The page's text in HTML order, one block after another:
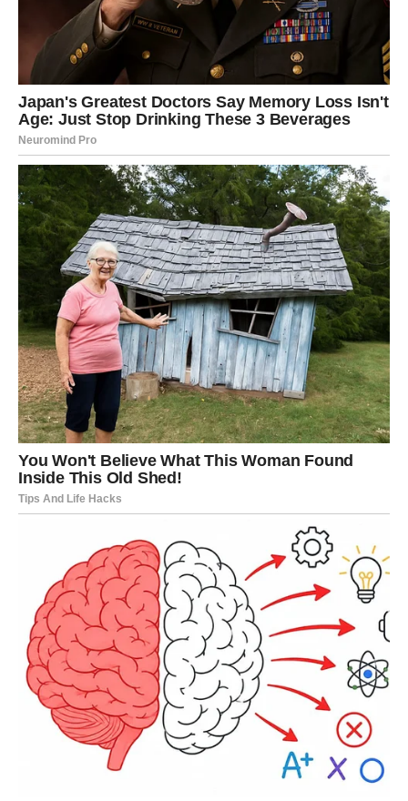
POSAO, STATUS I NOVAC –
KARMA MENJA DEFINICIJU
USPEHA
Na poslovnom planu, sudbinski dani donose
preispitivanje onoga što si smatrao uspehom. Možda
shvataš da si dostigao ciljeve koji su ti nekada bili važni,
ali te više ne ispunjavaju, ili da si ostao veran sistemu koji
ti ne uzvraća lojalnost.
Karma te sada stavlja pred odluke koje menjaju tok
karijere – promena pozicije, odgovornosti ili čak
potpunog pravca. Ovo nije poraz, većzrela evolucija.
Finansije se mogu stabilizovati ili poboljšati, ali samo ako
prestaneš da meriš svoju vrednost isključivo kroz rad i
rezultat.
Učiš da pravi autoritet ne dolazi iz kontrole i težine, već iz
samopouzdanja i jasno postavljenih granica.
Uspeh koji te iscrpljuje nije uspeh – to je upozorenje.
UNUTRAŠNJA
TRANSFORMACIJA – SNAGA
KOJA DOZVOLJAVA ODMOR
Najveća promena za Jarca u ovom periodu dešava se